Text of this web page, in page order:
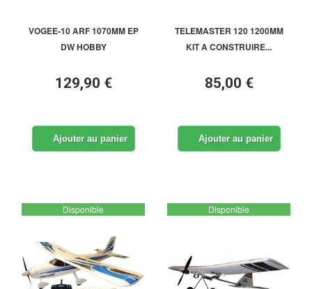
VOGEE-10 ARF 1070MM EP
DW HOBBY
129,90 €
Ajouter au panier
TELEMASTER 120 1200MM
KIT A CONSTRUIRE...
85,00 €
Ajouter au panier
Disponible Disponible